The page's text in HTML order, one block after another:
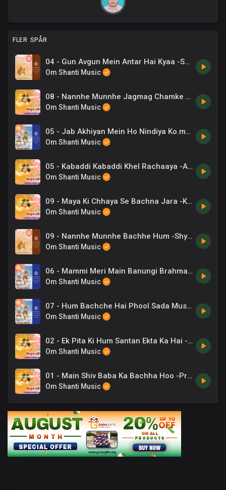
FLER SPÅR
04 - Gun Avgun Mein Antar Hai Kyaa -Shyama Chitar .mp3
Om Shanti Music
08 - Nannhe Munnhe Jagmag Chamke -Preeti Sagar .mp3
Om Shanti Music
05 - Jab Akhiyan Mein Ho Nindiya Ko.mp3
Om Shanti Music
05 - Kabaddi Kabaddi Khel Rachaaya -Ashit Desai .mp3
Om Shanti Music
09 - Maya Ki Chhaya Se Bachna Jara -Kavita Krishnamurthy .mp3
Om Shanti Music
09 - Nannhe Munnhe Bachhe Hum -Shyama Chitar, B K Sarojinee .mp3
Om Shanti Music
06 - Mammi Meri Main Banungi Brahma Kumari.mp3
Om Shanti Music
07 - Hum Bachche Hai Phool Sada Mushkate Hai.mp3
Om Shanti Music
02 - Ek Pita Ki Hum Santan Ekta Ka Hai -Ashit Desai .mp3
Om Shanti Music
01 - Main Shiv Baba Ka Bachha Hoo -Preeti Sagar .mp3
Om Shanti Music